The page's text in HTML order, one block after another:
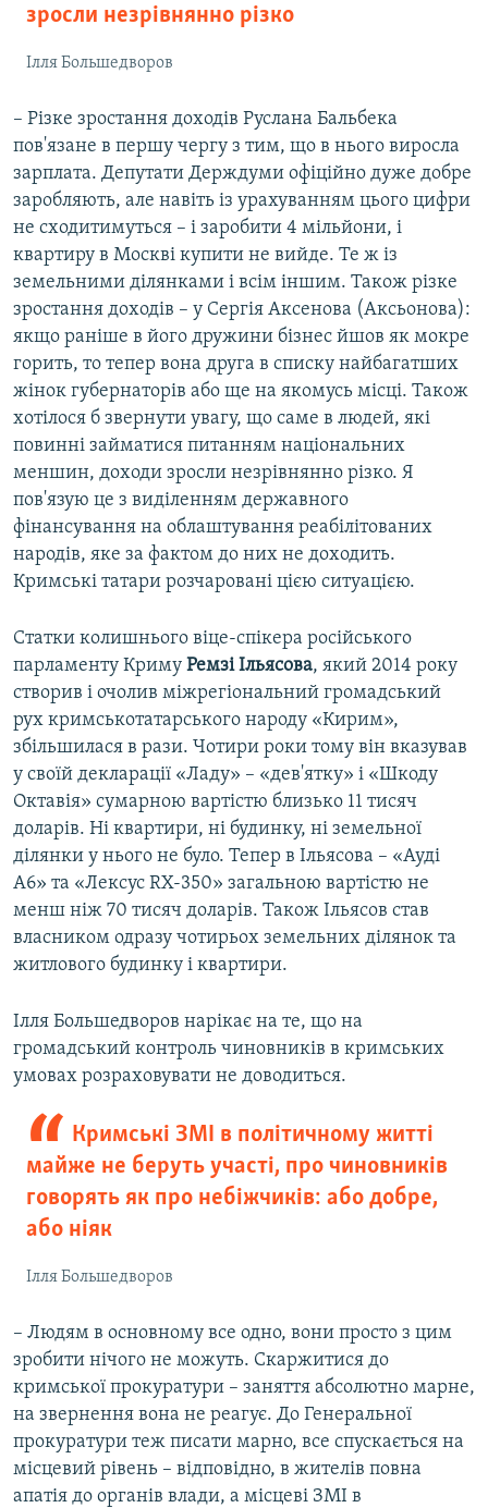
зросли незрівнянно різко
Ілля Большедворов
– Різке зростання доходів Руслана Бальбека
пов'язане в першу чергу з тим, що в нього виросла
зарплата. Депутати Держдуми офіційно дуже добре
заробляють, але навіть із урахуванням цього цифри
не сходитимуться – і заробити 4 мільйони, і
квартиру в Москві купити не вийде. Те ж із
земельними ділянками і всім іншим. Також різке
зростання доходів – у Сергія Аксенова (Аксьонова):
якщо раніше в його дружини бізнес йшов як мокре
горить, то тепер вона друга в списку найбагатших
жінок губернаторів або ще на якомусь місці. Також
хотілося б звернути увагу, що саме в людей, які
повинні займатися питанням національних
меншин, доходи зросли незрівнянно різко. Я
пов'язую це з виділенням державного
фінансування на облаштування реабілітованих
народів, яке за фактом до них не доходить.
Кримські татари розчаровані цією ситуацією.
Статки колишнього віце-спікера російського
парламенту Криму Ремзі Ільясова, який 2014 року
створив і очолив міжрегіональний громадський
рух кримськотатарського народу «Кирим»,
збільшилася в рази. Чотири роки тому він вказував
у своїй декларації «Ладу» – «дев'ятку» і «Шкоду
Октавія» сумарною вартістю близько 11 тисяч
доларів. Ні квартири, ні будинку, ні земельної
ділянки у нього не було. Тепер в Ільясова – «Ауді
А6» та «Лексус RX-350» загальною вартістю не
менш ніж 70 тисяч доларів. Також Ільясов став
власником одразу чотирьох земельних ділянок та
житлового будинку і квартири.
Ілля Большедворов нарікає на те, що на
громадський контроль чиновників в кримських
умовах розраховувати не доводиться.
Кримські ЗМІ в політичному житті
майже не беруть участі, про чиновників
говорять як про небіжчиків: або добре,
або ніяк
Ілля Большедворов
– Людям в основному все одно, вони просто з цим
зробити нічого не можуть. Скаржитися до
кримської прокуратури – заняття абсолютно марне,
на звернення вона не реагує. До Генеральної
прокуратури теж писати марно, все спускається на
місцевий рівень – відповідно, в жителів повна
апатія до органів влади, а місцеві ЗМІ в